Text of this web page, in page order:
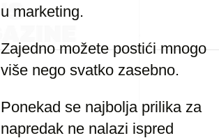
u marketing.
Zajedno možete postići mnogo
više nego svatko zasebno.
Ponekad se najbolja prilika za
napredak ne nalazi ispred